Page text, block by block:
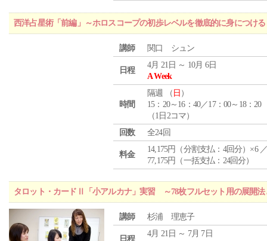
西洋占星術「前編」～ホロスコープの初歩レベルを徹底的に身につける
講師 関口 シュン
日程
4月 21日 ～ 10月 6日
A Week
時間
隔週 （ 日 ）
15：20～16：40／17：00～18：20
（1日2コマ）
回数
全24回
料金
14,175円（分割支払：4回分）×6
77,175円（一括支払：24回分）
タロット・カードⅡ「小アルカナ」実習 ～78枚フルセット用の展開法
講師 杉浦 理恵子
日程
4月 21日 ～ 7月 7日